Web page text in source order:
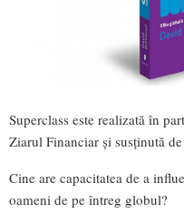
Superclass este realizată în
Ziarul Financiar şi susţinută
Cine are capacitatea de a
oameni de pe întreg globul?